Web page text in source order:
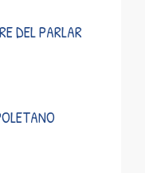
DEL PARLAR